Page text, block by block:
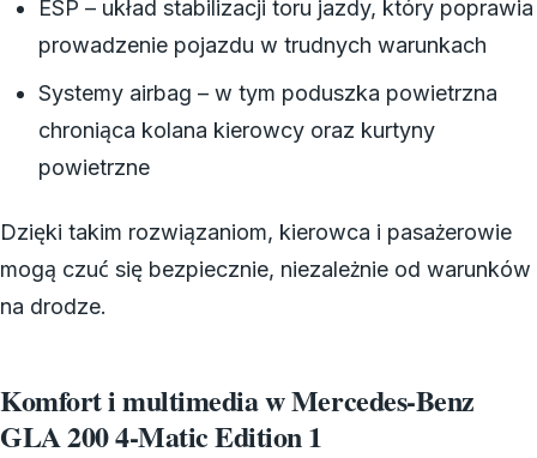
ESP – układ stabilizacji toru jazdy, który poprawia
prowadzenie pojazdu w trudnych warunkach
Systemy airbag – w tym poduszka powietrzna
chroniąca kolana kierowcy oraz kurtyny
powietrzne
Dzięki takim rozwiązaniom, kierowca i pasażerowie
mogą czuć się bezpiecznie, niezależnie od warunków
na drodze.
Komfort i multimedia w Mercedes-Benz
GLA 200 4-Matic Edition 1